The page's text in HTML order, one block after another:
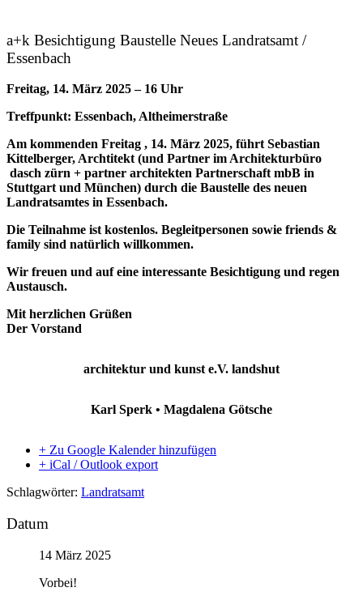
a+k Besichtigung Baustelle Neues Landratsamt /
Essenbach
Freitag, 14. März 2025 – 16 Uhr
Treffpunkt: Essenbach, Altheimerstraße
Am kommenden Freitag , 14. März 2025, führtSebastian
Kittelberger, Archtitekt (und Partner im Architekturbüro
dasch zürn + partner architekten Partnerschaft mbB in
Stuttgart und München) durch die Baustelle des neuen
Landratsamtes in Essenbach.
Die Teilnahme ist kostenlos. Begleitpersonen sowie friends &
family sind natürlich willkommen.
Wir freuen und auf eine interessante Besichtigung und regen
Austausch.
Mit herzlichen Grüßen
Der Vorstand
architektur und kunst e.V. landshut
Karl Sperk • Magdalena Götsche
+ Zu Google Kalender hinzufügen
+ iCal / Outlook export
Schlagwörter: Landratsamt
Datum
14 März 2025
Vorbei!